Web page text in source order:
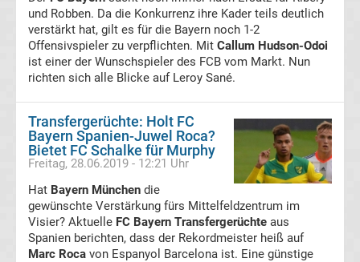
Internat.
Fußball
UEFA
Youth
League
Fußball
WM
und Robben. Da die Konkurrenz ihre Kader teils deutlich
verstärkt hat, gilt es für die Bayern noch 1-2
Offensivspieler zu verpflichten. Mit Callum Hudson-Odoi
ist einer der Wunschspieler des FCB vom Markt. Nun
richten sich alle Blicke auf Leroy Sané.
Transfergerüchte: Holt FC
Bayern Spanien-Juwel Roca?
Bietet FC Schalke für Murphy
Freitag, 28.06.2019 - 12:21 Uhr
Hat Bayern München die
gewünschte Verstärkung fürs Mittelfeldzentrum im
Visier? Aktuelle FC Bayern Transfergerüchte aus
Spanien berichten, dass der Rekordmeister heiß auf
Marc Roca von Espanyol Barcelona ist. Eine günstige